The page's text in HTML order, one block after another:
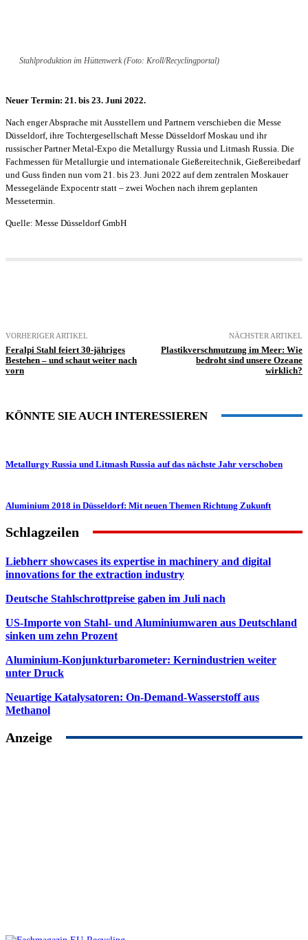
Stahlproduktion im Hüttenwerk (Foto: Kroll/Recyclingportal)
Neuer Termin: 21. bis 23. Juni 2022.
Nach enger Absprache mit Ausstellern und Partnern verschieben die Messe
Düsseldorf, ihre Tochtergesellschaft Messe Düsseldorf Moskau und ihr
russischer Partner Metal-Expo die Metallurgy Russia und Litmash Russia. Die
Fachmessen für Metallurgie und internationale Gießereitechnik, Gießereibedarf
und Guss finden nun vom 21. bis 23. Juni 2022 auf dem zentralen Moskauer
Messegelände Expocentr statt – zwei Wochen nach ihrem geplanten
Messetermin.
Quelle: Messe Düsseldorf GmbH
VORHERIGER ARTIKEL
Feralpi Stahl feiert 30-jähriges
Bestehen – und schaut weiter nach
vorn
NÄCHSTER ARTIKEL
Plastikverschmutzung im Meer: Wie
bedroht sind unsere Ozeane
wirklich?
KÖNNTE SIE AUCH INTERESSIEREN
Metallurgy Russia und Litmash Russia auf das nächste Jahr verschoben
Aluminium 2018 in Düsseldorf: Mit neuen Themen Richtung Zukunft
Schlagzeilen
Liebherr showcases its expertise in machinery and digital
innovations for the extraction industry
Deutsche Stahlschrottpreise gaben im Juli nach
US-Importe von Stahl- und Aluminiumwaren aus Deutschland
sinken um zehn Prozent
Aluminium-Konjunkturbarometer: Kernindustrien weiter
unter Druck
Neuartige Katalysatoren: On-Demand-Wasserstoff aus
Methanol
Anzeige